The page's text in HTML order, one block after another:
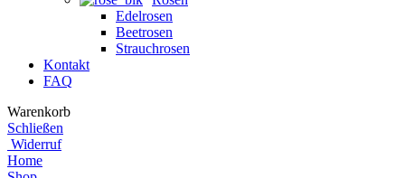
Edelrosen
Beetrosen
Strauchrosen
Kontakt
FAQ
Warenkorb
Schließen
Widerruf
Home